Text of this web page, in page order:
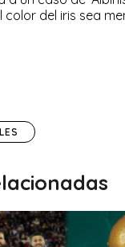
color del iris sea